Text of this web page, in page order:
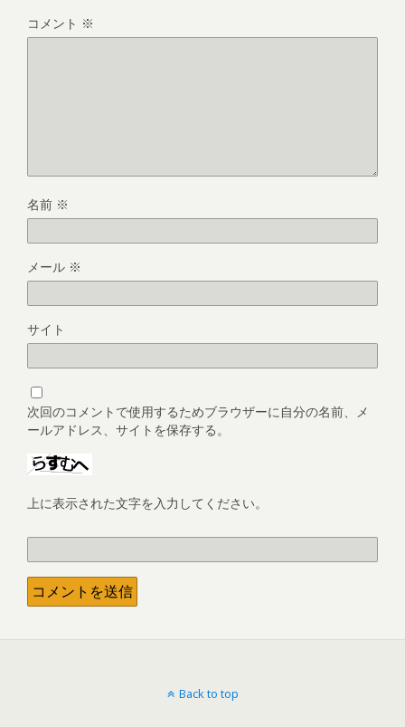
コメント ※
名前 ※
メール ※
サイト
次回のコメントで使用するためブラウザーに自分の名前、メ
ールアドレス、サイトを保存する。
上に表示された文字を入力してください。
Back to top